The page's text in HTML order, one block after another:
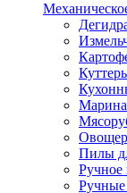
Пилы
Ручное